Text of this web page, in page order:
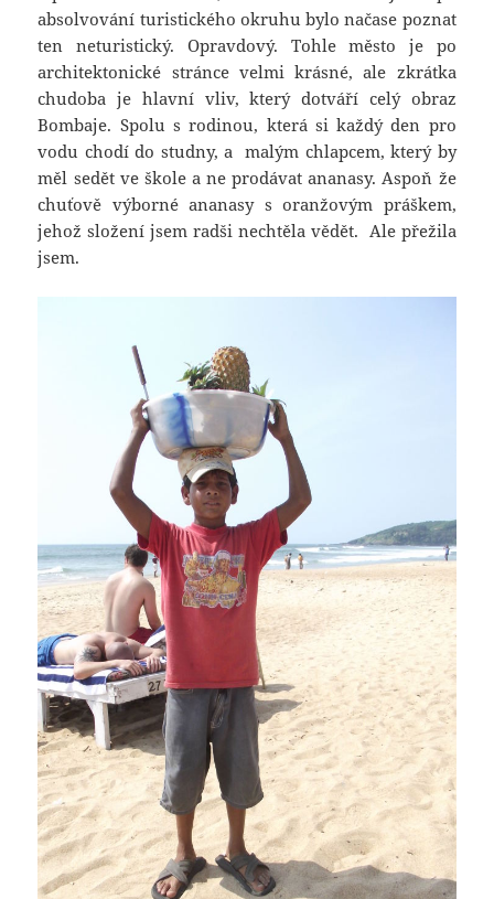
absolvování turistického okruhu bylo načase poznat
ten neturistický. Opravdový. Tohle město je po
architektonické stránce velmi krásné, ale zkrátka
chudoba je hlavní vliv, který dotváří celý obraz
Bombaje. Spolu s rodinou, která si každý den pro
vodu chodí do studny, a malým chlapcem, který by
měl sedět ve škole a ne prodávat ananasy. Aspoň že
chuťově výborné ananasy s oranžovým práškem,
jehož složení jsem radši nechtěla vědět. Ale přežila
jsem.